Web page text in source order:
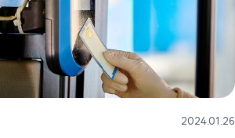
2024.01.26